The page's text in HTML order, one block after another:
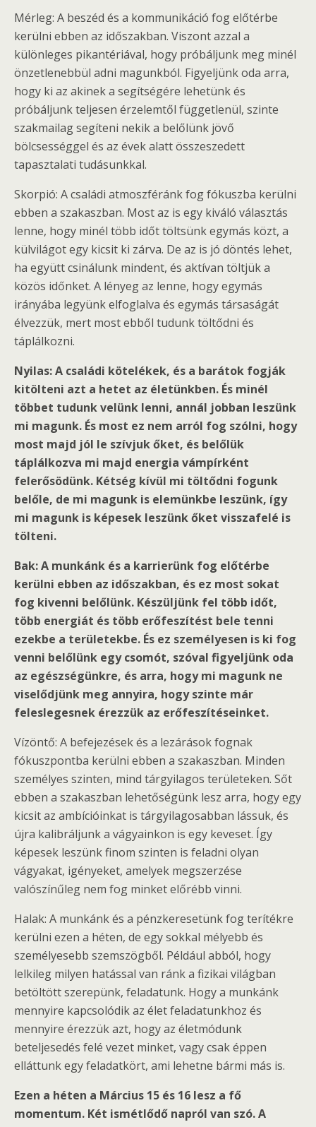
Mérleg: A beszéd és a kommunikáció fog előtérbe
kerülni ebben az időszakban. Viszont azzal a
különleges pikantériával, hogy próbáljunk meg minél
önzetlenebbül adni magunkból. Figyeljünk oda arra,
hogy ki az akinek a segítségére lehetünk és
próbáljunk teljesen érzelemtől függetlenül, szinte
szakmailag segíteni nekik a belőlünk jövő
bölcsességgel és az évek alatt összeszedett
tapasztalati tudásunkkal.
Skorpió: A családi atmoszféránk fog fókuszba kerülni
ebben a szakaszban. Most az is egy kiváló választás
lenne, hogy minél több időt töltsünk egymás közt, a
külvilágot egy kicsit ki zárva. De az is jó döntés lehet,
ha együtt csinálunk mindent, és aktívan töltjük a
közös időnket. A lényeg az lenne, hogy egymás
irányába legyünk elfoglalva és egymás társaságát
élvezzük, mert most ebből tudunk töltődni és
táplálkozni.
Nyilas: A családi kötelékek, és a barátok fogják
kitölteni azt a hetet az életünkben. És minél
többet tudunk velünk lenni, annál jobban leszünk
mi magunk. És most ez nem arról fog szólni, hogy
most majd jól le szívjuk őket, és belőlük
táplálkozva mi majd energia vámpírként
felerősödünk. Kétség kívül mi töltődni fogunk
belőle, de mi magunk is elemünkbe leszünk, így
mi magunk is képesek leszünk őket visszafelé is
tölteni.
Bak: A munkánk és a karrierünk fog előtérbe
kerülni ebben az időszakban, és ez most sokat
fog kivenni belőlünk. Készüljünk fel több időt,
több energiát és több erőfeszítést bele tenni
ezekbe a területekbe. És ez személyesen is ki fog
venni belőlünk egy csomót, szóval figyeljünk oda
az egészségünkre, és arra, hogy mi magunk ne
viselődjünk meg annyira, hogy szinte már
feleslegesnek érezzük az erőfeszítéseinket.
Vízöntő: A befejezések és a lezárások fognak
fókuszpontba kerülni ebben a szakaszban. Minden
személyes szinten, mind tárgyilagos területeken. Sőt
ebben a szakaszban lehetőségünk lesz arra, hogy egy
kicsit az ambícióinkat is tárgyilagosabban lássuk, és
újra kalibráljunk a vágyainkon is egy keveset. Így
képesek leszünk finom szinten is feladni olyan
vágyakat, igényeket, amelyek megszerzése
valószínűleg nem fog minket előrébb vinni.
Halak: A munkánk és a pénzkeresetünk fog terítékre
kerülni ezen a héten, de egy sokkal mélyebb és
személyesebb szemszögből. Például abból, hogy
lelkileg milyen hatással van ránk a fizikai világban
betöltött szerepünk, feladatunk. Hogy a munkánk
mennyire kapcsolódik az élet feladatunkhoz és
mennyire érezzük azt, hogy az életmódunk
beteljesedés felé vezet minket, vagy csak éppen
elláttunk egy feladatkört, ami lehetne bármi más is.
Ezen a héten a Március 15 és 16 lesz a fő
momentum. Két ismétlődő napról van szó. A